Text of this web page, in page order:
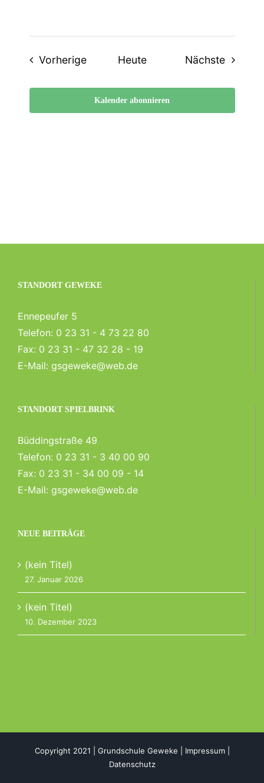
VorherigeVeranstaltungen
Heute Nächste
Kalender abonnieren
STANDORT GEWEKE
Ennepeufer 5
Telefon: 0 23 31 - 4 73 22 80
Fax: 0 23 31 - 47 32 28 - 19
E-Mail: gsgeweke@web.de
STANDORT SPIELBRINK
Büddingstraße 49
Telefon: 0 23 31 - 3 40 00 90
Fax: 0 23 31 - 34 00 09 - 14
E-Mail: gsgeweke@web.de
NEUE BEITRÄGE
(kein Titel)
27. Januar 2026
(kein Titel)
10. Dezember 2023
Copyright 2021 | Grundschule Geweke | Impressum|
Datenschutz